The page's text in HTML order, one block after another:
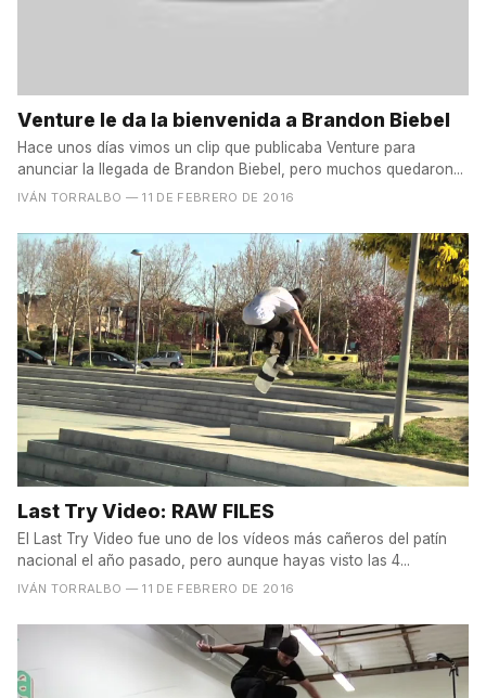
Venture le da la bienvenida a Brandon Biebel
Hace unos días vimos un clip que publicaba Venture para
anunciar la llegada de Brandon Biebel, pero muchos quedaron...
IVÁN TORRALBO — 11 DE FEBRERO DE 2016
Last Try Video: RAW FILES
El Last Try Video fue uno de los vídeos más cañeros del patín
nacional el año pasado, pero aunque hayas visto las 4...
IVÁN TORRALBO — 11 DE FEBRERO DE 2016